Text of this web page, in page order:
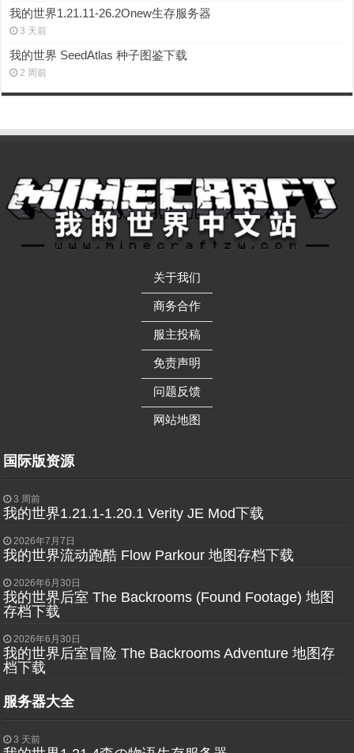
我的世界1.21.11-26.2Onew生存服务器
3 天前
我的世界 SeedAtlas 种子图鉴下载
2 周前
关于我们
——————
商务合作
——————
服主投稿
——————
免责声明
——————
问题反馈
——————
网站地图
国际版资源
3 周前
我的世界1.21.1-1.20.1 Verity JE Mod下载
2026年7月7日
我的世界流动跑酷 Flow Parkour 地图存档下载
2026年6月30日
我的世界后室 The Backrooms (Found Footage) 地图
存档下载
2026年6月30日
我的世界后室冒险 The Backrooms Adventure 地图存
档下载
服务器大全
3 天前